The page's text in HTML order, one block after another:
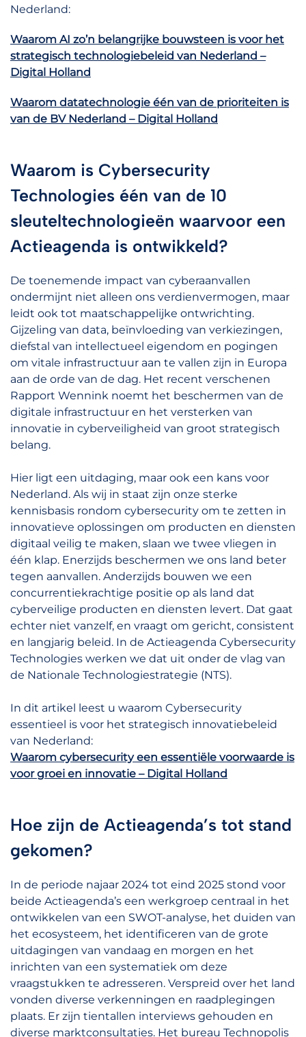
Nederland:
Waarom AI zo’n belangrijke bouwsteen is voor het
strategisch technologiebeleid van Nederland –
Digital Holland
Waarom datatechnologie één van de prioriteiten is
van de BV Nederland – Digital Holland
Waarom is Cybersecurity
Technologies één van de 10
sleuteltechnologieën waarvoor een
Actieagenda is ontwikkeld?
De toenemende impact van cyberaanvallen
ondermijnt niet alleen ons verdienvermogen, maar
leidt ook tot maatschappelijke ontwrichting.
Gijzeling van data, beïnvloeding van verkiezingen,
diefstal van intellectueel eigendom en pogingen
om vitale infrastructuur aan te vallen zijn in Europa
aan de orde van de dag. Het recent verschenen
Rapport Wennink noemt het beschermen van de
digitale infrastructuur en het versterken van
innovatie in cyberveiligheid van groot strategisch
belang.
Hier ligt een uitdaging, maar ook een kans voor
Nederland. Als wij in staat zijn onze sterke
kennisbasis rondom cybersecurity om te zetten in
innovatieve oplossingen om producten en diensten
digitaal veilig te maken, slaan we twee vliegen in
één klap. Enerzijds beschermen we ons land beter
tegen aanvallen. Anderzijds bouwen we een
concurrentiekrachtige positie op als land dat
cyberveilige producten en diensten levert. Dat gaat
echter niet vanzelf, en vraagt om gericht, consistent
en langjarig beleid. In de Actieagenda Cybersecurity
Technologies werken we dat uit onder de vlag van
de Nationale Technologiestrategie (NTS).
In dit artikel leest u waarom Cybersecurity
essentieel is voor het strategisch innovatiebeleid
van Nederland:
Waarom cybersecurity een essentiële voorwaarde is
voor groei en innovatie – Digital Holland
Hoe zijn de Actieagenda’s tot stand
gekomen?
In de periode najaar 2024 tot eind 2025 stond voor
beide Actieagenda’s een werkgroep centraal in het
ontwikkelen van een SWOT-analyse, het duiden van
het ecosysteem, het identificeren van de grote
uitdagingen van vandaag en morgen en het
inrichten van een systematiek om deze
vraagstukken te adresseren. Verspreid over het land
vonden diverse verkenningen en raadplegingen
plaats. Er zijn tientallen interviews gehouden en
diverse marktconsultaties. Het bureau Technopolis